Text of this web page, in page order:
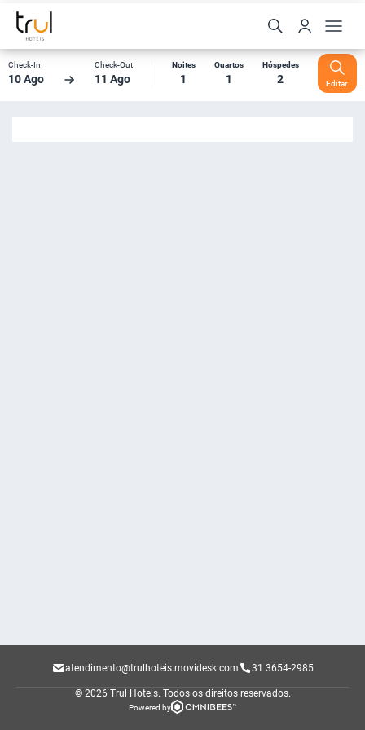
Check-In
10 Ago
Check-Out
11 Ago
Noites
1
Quartos
1
Hóspedes
2 Editar
atendimento@trulhoteis.movidesk.com 31 3654-2985
© 2026 Trul Hoteis. Todos os direitos reservados.
Powered by